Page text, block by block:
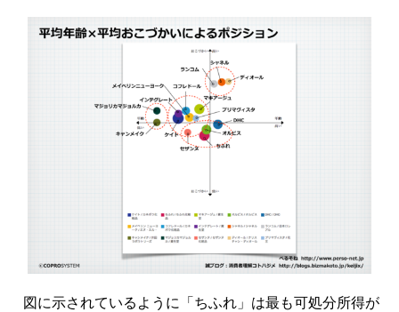
図に示されているように「ちふれ」は最も可処分所得が